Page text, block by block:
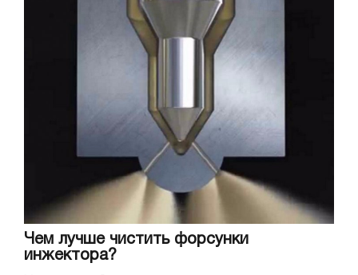
Чем лучше чистить форсунки
инжектора?